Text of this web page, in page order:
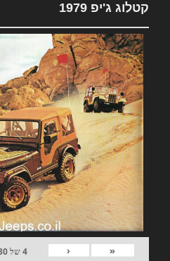
קטלוג ג'יפ 1979
«
‹
4של